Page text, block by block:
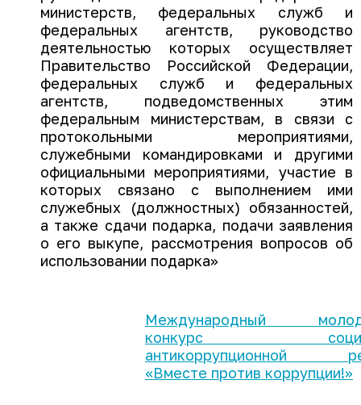
министерств, федеральных служб и
федеральных агентств, руководство
деятельностью которых осуществляет
Правительство Российской Федерации,
федеральных служб и федеральных
агентств, подведомственных этим
федеральным министерствам, в связи с
протокольными мероприятиями,
служебными командировками и другими
официальными мероприятиями, участие в
которых связано с выполнением ими
служебных (должностных) обязанностей,
а также сдачи подарка, подачи заявления
о его выкупе, рассмотрения вопросов об
использовании подарка»
Международный
конкурс
антикоррупционной
«Вместе против коррупции!»